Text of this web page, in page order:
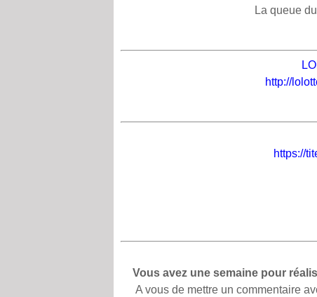
La queue
http://
https://
Vous avez une semaine pour
A vous de mettre un commentaire